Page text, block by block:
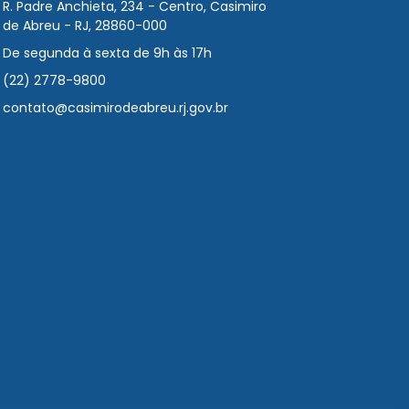
R. Padre Anchieta, 234 - Centro, Casimiro
de Abreu - RJ, 28860-000
De segunda à sexta de 9h às 17h
(22) 2778-9800
contato@casimirodeabreu.rj.gov.br